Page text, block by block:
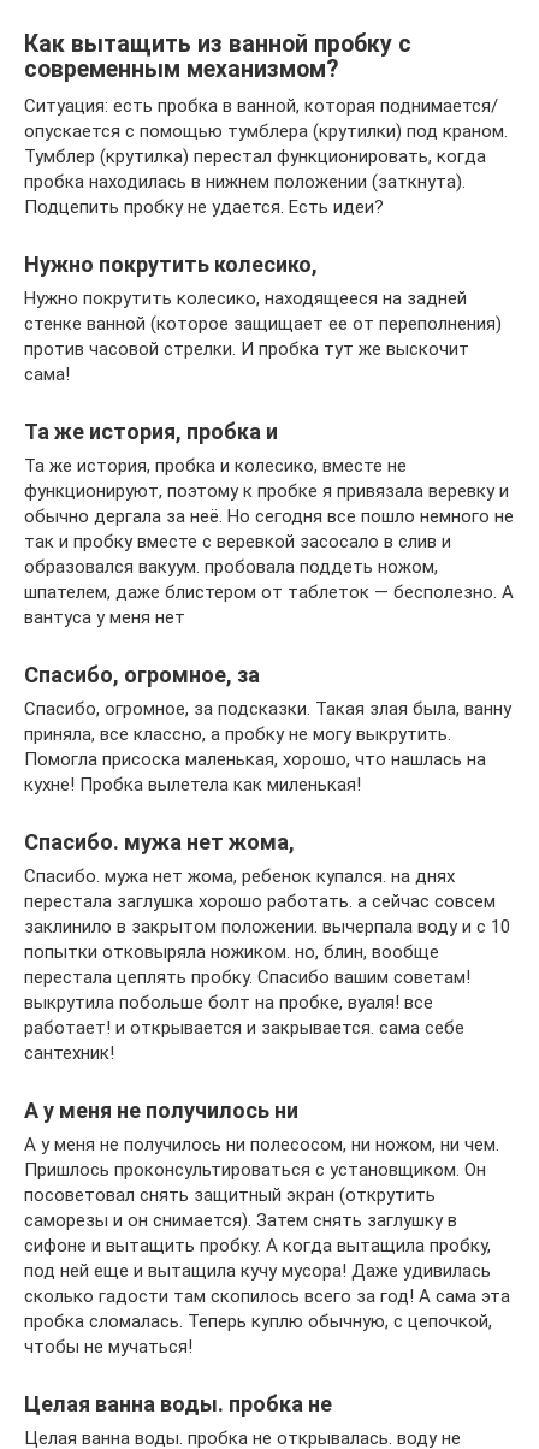
Как вытащить из ванной пробку с
современным механизмом?
Ситуация: есть пробка в ванной, которая поднимается/
опускается с помощью тумблера (крутилки) под краном.
Тумблер (крутилка) перестал функционировать, когда
пробка находилась в нижнем положении (заткнута).
Подцепить пробку не удается. Есть идеи?
Нужно покрутить колесико,
Нужно покрутить колесико, находящееся на задней
стенке ванной (которое защищает ее от переполнения)
против часовой стрелки. И пробка тут же выскочит
сама!
Та же история, пробка и
Та же история, пробка и колесико, вместе не
функционируют, поэтому к пробке я привязала веревку и
обычно дергала за неё. Но сегодня все пошло немного не
так и пробку вместе с веревкой засосало в слив и
образовался вакуум. пробовала поддеть ножом,
шпателем, даже блистером от таблеток — бесполезно. А
вантуса у меня нет
Спасибо, огромное, за
Спасибо, огромное, за подсказки. Такая злая была, ванну
приняла, все классно, а пробку не могу выкрутить.
Помогла присоска маленькая, хорошо, что нашлась на
кухне! Пробка вылетела как миленькая!
Спасибо. мужа нет жома,
Спасибо. мужа нет жома, ребенок купался. на днях
перестала заглушка хорошо работать. а сейчас совсем
заклинило в закрытом положении. вычерпала воду и с 10
попытки отковыряла ножиком. но, блин, вообще
перестала цеплять пробку. Спасибо вашим советам!
выкрутила побольше болт на пробке, вуаля! все
работает! и открывается и закрывается. сама себе
сантехник!
А у меня не получилось ни
А у меня не получилось ни полесосом, ни ножом, ни чем.
Пришлось проконсультироваться с установщиком. Он
посоветовал снять защитный экран (открутить
саморезы и он снимается). Затем снять заглушку в
сифоне и вытащить пробку. А когда вытащила пробку,
под ней еще и вытащила кучу мусора! Даже удивилась
сколько гадости там скопилось всего за год! А сама эта
пробка сломалась. Теперь куплю обычную, с цепочкой,
чтобы не мучаться!
Целая ванна воды. пробка не
Целая ванна воды. пробка не открывалась. воду не